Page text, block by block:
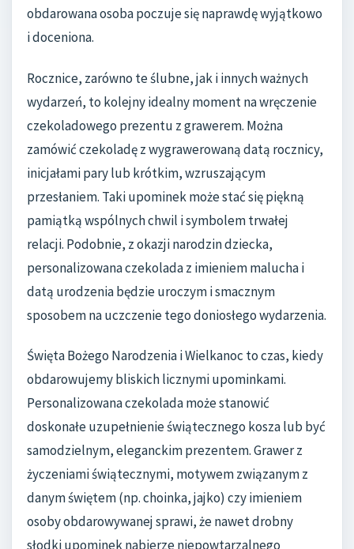
obdarowana osoba poczuje się naprawdę wyjątkowo
i doceniona.
Rocznice, zarówno te ślubne, jak i innych ważnych
wydarzeń, to kolejny idealny moment na wręczenie
czekoladowego prezentu z grawerem. Można
zamówić czekoladę z wygrawerowaną datą rocznicy,
inicjałami pary lub krótkim, wzruszającym
przesłaniem. Taki upominek może stać się piękną
pamiątką wspólnych chwil i symbolem trwałej
relacji. Podobnie, z okazji narodzin dziecka,
personalizowana czekolada z imieniem malucha i
datą urodzenia będzie uroczym i smacznym
sposobem na uczczenie tego doniosłego wydarzenia.
Święta Bożego Narodzenia i Wielkanoc to czas, kiedy
obdarowujemy bliskich licznymi upominkami.
Personalizowana czekolada może stanowić
doskonałe uzupełnienie świątecznego kosza lub być
samodzielnym, eleganckim prezentem. Grawer z
życzeniami świątecznymi, motywem związanym z
danym świętem (np. choinka, jajko) czy imieniem
osoby obdarowywanej sprawi, że nawet drobny
słodki upominek nabierze niepowtarzalnego